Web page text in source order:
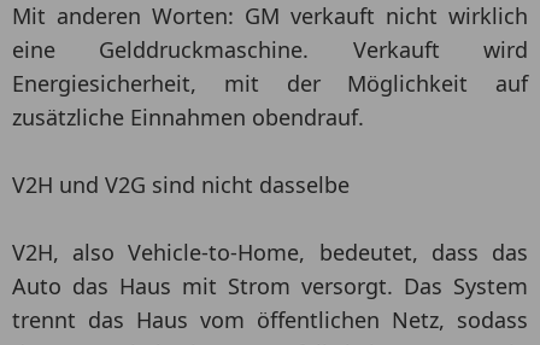
Mit anderen Worten: GM verkauft nicht wirklich
eine Gelddruckmaschine. Verkauft wird
Energiesicherheit, mit der Möglichkeit auf
zusätzliche Einnahmen obendrauf.
V2H und V2G sind nicht dasselbe
V2H, also Vehicle-to-Home, bedeutet, dass das
Auto das Haus mit Strom versorgt. Das System
trennt das Haus vom öffentlichen Netz, sodass